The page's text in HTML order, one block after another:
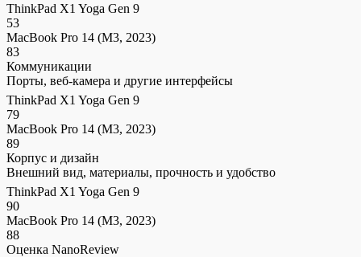
ThinkPad X1 Yoga Gen 9
53
MacBook Pro 14 (M3, 2023)
83
Коммуникации
Порты, веб-камера и другие интерфейсы
ThinkPad X1 Yoga Gen 9
79
MacBook Pro 14 (M3, 2023)
89
Корпус и дизайн
Внешний вид, материалы, прочность и удобство
ThinkPad X1 Yoga Gen 9
90
MacBook Pro 14 (M3, 2023)
88
Оценка NanoReview